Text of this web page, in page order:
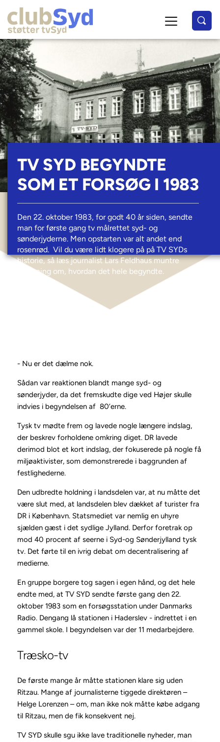
TV SYD BEGYNDTE
SOM ET FORSØG I 1983
Den 22. oktober 1983, for godt 40 år siden, sendte
man for første gang tv målrettet syd- og
sønderjyderne. Men opstarten var alt andet end
rosenrød.  Vil du være lidt klogere på på TV SYDs
historie, så læs journalist Lars Feldhaus muntre
beretning om, hvordan det hele begyndte.
- Nu er det dælme nok.
Sådan var reaktionen blandt mange syd- og
sønderjyder, da det fremskudte dige ved Højer skulle
indvies i begyndelsen af 80’erne.
Tysk tv mødte frem og lavede nogle længere indslag,
der beskrev forholdene omkring diget. DR lavede
derimod blot et kort indslag, der fokuserede på nogle få
miljøaktivister, som demonstrerede i baggrunden af
festlighederne.
Den udbredte holdning i landsdelen var, at nu måtte det
være slut med, at landsdelen blev dækket af turister fra
DR i København. Statsmediet var nemlig en uhyre
sjælden gæst i det sydlige Jylland. Derfor foretrak op
mod 40 procent af seerne i Syd-og Sønderjylland tysk
tv. Det førte til en ivrig debat om decentralisering af
medierne.
En gruppe borgere tog sagen i egen hånd, og det hele
endte med, at TV SYD sendte første gang den 22.
oktober 1983 som en forsøgsstation under Danmarks
Radio. Dengang lå stationen i Haderslev - indrettet i en
gammel skole. I begyndelsen var der 11 medarbejdere.
Træsko-tv
De første mange år måtte stationen klare sig uden
Ritzau. Mange af journalisterne tiggede direktøren –
Helge Loren­zen – om, man ikke nok måtte købe adgang
til Ritzau, men de fik konsekvent nej.
TV SYD skulle sgu ikke lave traditionelle nyheder, man